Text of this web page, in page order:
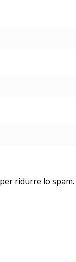
ridurre lo spam.